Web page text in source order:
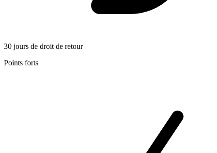
30 jours de droit de retour
Points forts